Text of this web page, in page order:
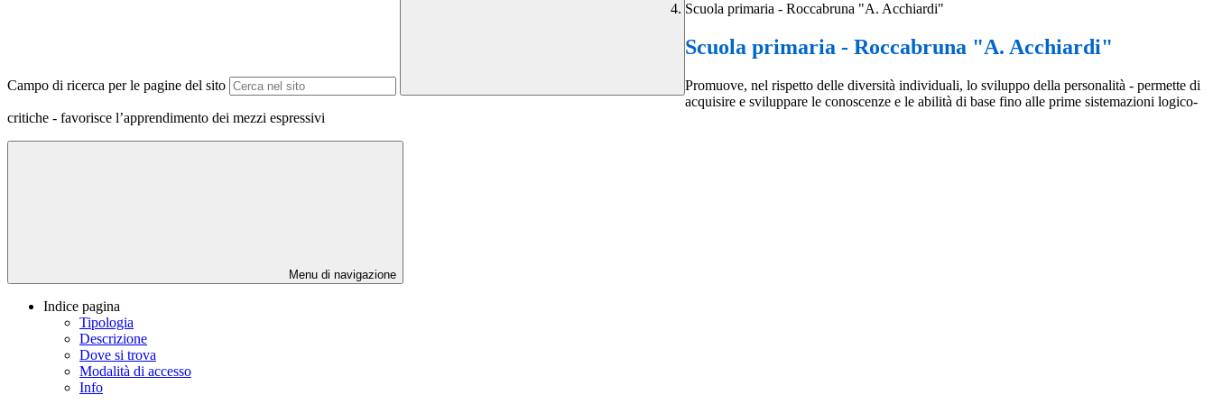
Campo di ricerca per le pagine del sito
Scuola primaria - Roccabruna "A. Acchiardi"
Scuola primaria - Roccabruna "A. Acchiardi"
Promuove, nel rispetto delle diversità individuali, lo sviluppo della personalità - permette di
acquisire e sviluppare le conoscenze e le abilità di base fino alle prime sistemazioni logico-
critiche - favorisce l’apprendimento dei mezzi espressivi
Menu di navigazione
Indice pagina
Tipologia
Descrizione
Dove si trova
Modalità di accesso
Info